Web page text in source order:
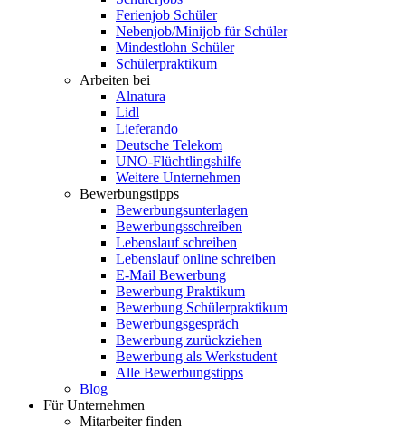
Ferienjob Schüler
Nebenjob/Minijob für Schüler
Mindestlohn Schüler
Schülerpraktikum
Arbeiten bei
Alnatura
Lidl
Lieferando
Deutsche Telekom
UNO-Flüchtlingshilfe
Weitere Unternehmen
Bewerbungstipps
Bewerbungsunterlagen
Bewerbungsschreiben
Lebenslauf schreiben
Lebenslauf online schreiben
E-Mail Bewerbung
Bewerbung Praktikum
Bewerbung Schülerpraktikum
Bewerbungsgespräch
Bewerbung zurückziehen
Bewerbung als Werkstudent
Alle Bewerbungstipps
Blog
Für Unternehmen
Mitarbeiter finden